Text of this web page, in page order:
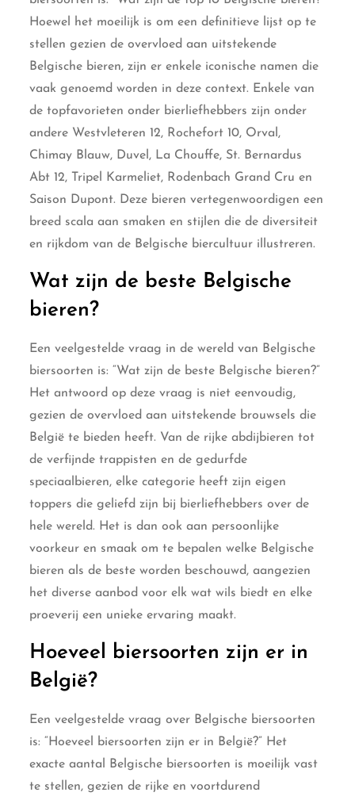
Hoewel het moeilijk is om een definitieve lijst op te
stellen gezien de overvloed aan uitstekende
Belgische bieren, zijn er enkele iconische namen die
vaak genoemd worden in deze context. Enkele van
de topfavorieten onder bierliefhebbers zijn onder
andere Westvleteren 12, Rochefort 10, Orval,
Chimay Blauw, Duvel, La Chouffe, St. Bernardus
Abt 12, Tripel Karmeliet, Rodenbach Grand Cru en
Saison Dupont. Deze bieren vertegenwoordigen een
breed scala aan smaken en stijlen die de diversiteit
en rijkdom van de Belgische biercultuur illustreren.
Wat zijn de beste Belgische
bieren?
Een veelgestelde vraag in de wereld van Belgische
biersoorten is: “Wat zijn de beste Belgische bieren?”
Het antwoord op deze vraag is niet eenvoudig,
gezien de overvloed aan uitstekende brouwsels die
België te bieden heeft. Van de rijke abdijbieren tot
de verfijnde trappisten en de gedurfde
speciaalbieren, elke categorie heeft zijn eigen
toppers die geliefd zijn bij bierliefhebbers over de
hele wereld. Het is dan ook aan persoonlijke
voorkeur en smaak om te bepalen welke Belgische
bieren als de beste worden beschouwd, aangezien
het diverse aanbod voor elk wat wils biedt en elke
proeverij een unieke ervaring maakt.
Hoeveel biersoorten zijn er in
België?
Een veelgestelde vraag over Belgische biersoorten
is: “Hoeveel biersoorten zijn er in België?” Het
exacte aantal Belgische biersoorten is moeilijk vast
te stellen, gezien de rijke en voortdurend